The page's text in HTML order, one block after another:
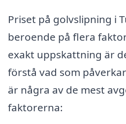
Priset på golvslipning i
beroende på flera
exakt uppskattning är
förstå vad som
är några av de mest
faktorerna: